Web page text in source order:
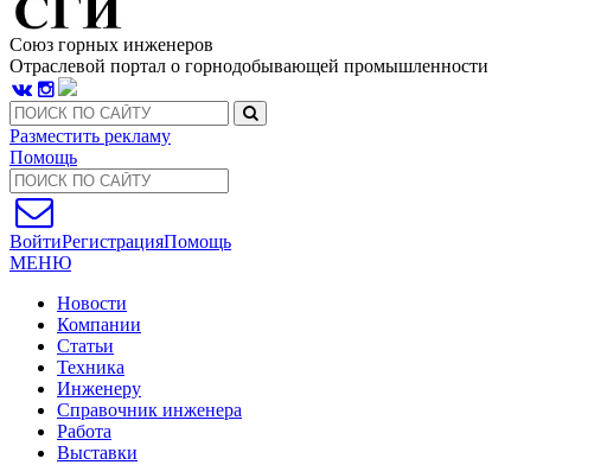
Союз горных инженеров
Отраслевой портал о горнодобывающей промышленности
Разместить рекламу
Помощь
ВойтиРегистрацияПомощь
МЕНЮ
Новости
Компании
Статьи
Техника
Инженеру
Справочник инженера
Работа
Выставки